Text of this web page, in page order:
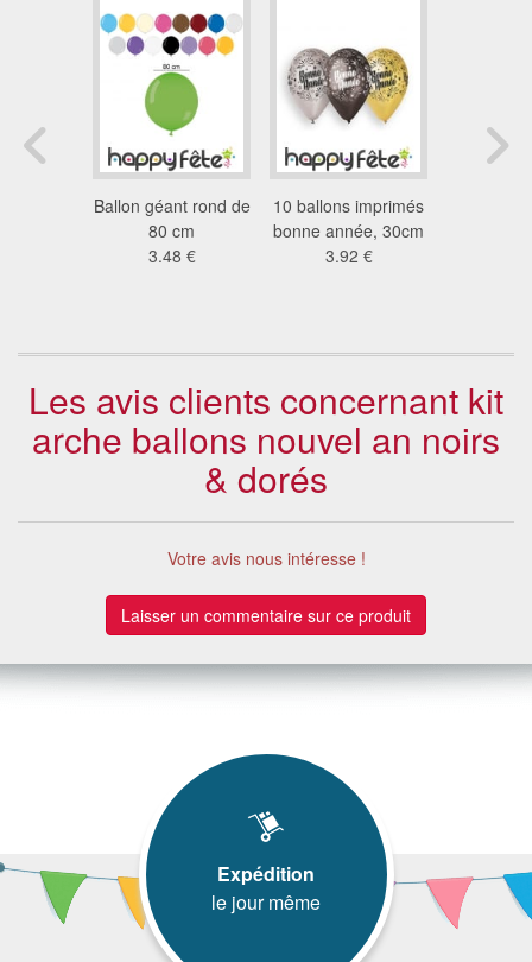
Ballon géant rond de
80 cm
3.48 €
10 ballons imprimés
bonne année, 30cm
3.92 €
Les avis clients concernant kit
arche ballons nouvel an noirs
& dorés
Votre avis nous intéresse !
Laisser un commentaire sur ce produit
Expédition
le jour même